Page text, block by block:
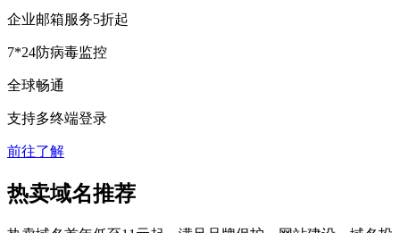
企业邮箱服务5折起
7*24防病毒监控
全球畅通
支持多终端登录
前往了解
热卖域名推荐